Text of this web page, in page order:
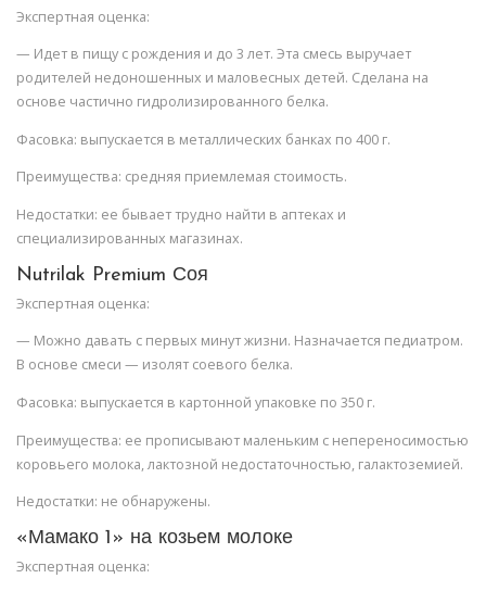
Экспертная оценка:
— Идет в пищу с рождения и до 3 лет. Эта смесь выручает
родителей недоношенных и маловесных детей. Сделана на
основе частично гидролизированного белка.
Фасовка: выпускается в металлических банках по 400 г.
Преимущества: средняя приемлемая стоимость.
Недостатки: ее бывает трудно найти в аптеках и
специализированных магазинах.
Nutrilak Premium Соя
Экспертная оценка:
— Можно давать с первых минут жизни. Назначается педиатром.
В основе смеси — изолят соевого белка.
Фасовка: выпускается в картонной упаковке по 350 г.
Преимущества: ее прописывают маленьким с непереносимостью
коровьего молока, лактозной недостаточностью, галактоземией.
Недостатки: не обнаружены.
«Мамако 1» на козьем молоке
Экспертная оценка: